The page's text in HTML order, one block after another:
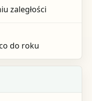
zaległości
do roku